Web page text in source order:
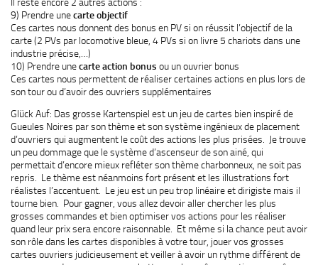
9) Prendre unecarte objectif
Ces cartes nous donnent des bonus en PV si on réussit l’objectif de la
carte (2 PVs par locomotive bleue, 4 PVs si on livre 5 chariots dans une
industrie précise,…)
10) Prendre unecarte action bonus ou un ouvrier bonus
Ces cartes nous permettent de réaliser certaines actions en plus lors de
son tour ou d’avoir des ouvriers supplémentaires
Glück Auf: Das grosse Kartenspiel est un jeu de cartes bien inspiré de
Gueules Noires par son thème et son système ingénieux de placement
d’ouvriers qui augmentent le coût des actions les plus prisées. Je trouve
un peu dommage que le système d’ascenseur de son ainé, qui
permettait d’encore mieux refléter son thème charbonneux, ne soit pas
repris. Le thème est néanmoins fort présent et les illustrations fort
réalistes l’accentuent. Le jeu est un peu trop linéaire et dirigiste mais il
tourne bien. Pour gagner, vous allez devoir aller chercher les plus
grosses commandes et bien optimiser vos actions pour les réaliser
quand leur prix sera encore raisonnable. Et même si la chance peut avoir
son rôle dans les cartes disponibles à votre tour, jouer vos grosses
cartes ouvriers judicieusement et veiller à avoir un rythme différent de